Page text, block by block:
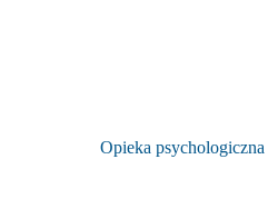
Opieka psychologiczna